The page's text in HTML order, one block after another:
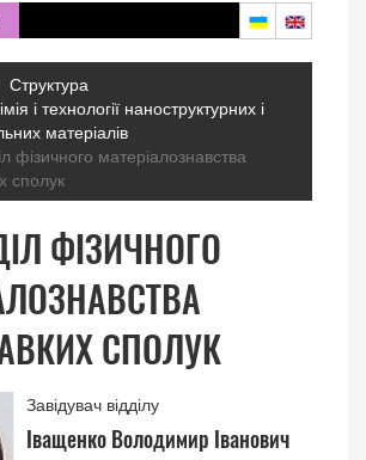
Структура
і технології наноструктурних і
матеріалів
фізичного матеріалознавства
сполук
ФІЗИЧНОГО
СПОЛУК
Завідувач відділу
Іващенко Володимир Іванович